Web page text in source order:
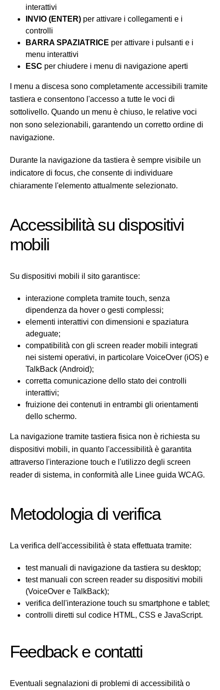
interattivi
INVIO (ENTER) per attivare i collegamenti e i
controlli
BARRA SPAZIATRICE per attivare i pulsanti e i
menu interattivi
ESC per chiudere i menu di navigazione aperti
I menu a discesa sono completamente accessibili tramite
tastiera e consentono l'accesso a tutte le voci di
sottolivello. Quando un menu è chiuso, le relative voci
non sono selezionabili, garantendo un corretto ordine di
navigazione.
Durante la navigazione da tastiera è sempre visibile un
indicatore di focus, che consente di individuare
chiaramente l'elemento attualmente selezionato.
Accessibilità su dispositivi
mobili
Su dispositivi mobili il sito garantisce:
interazione completa tramite touch, senza
dipendenza da hover o gesti complessi;
elementi interattivi con dimensioni e spaziatura
adeguate;
compatibilità con gli screen reader mobili integrati
nei sistemi operativi, in particolare VoiceOver (iOS) e
TalkBack (Android);
corretta comunicazione dello stato dei controlli
interattivi;
fruizione dei contenuti in entrambi gli orientamenti
dello schermo.
La navigazione tramite tastiera fisica non è richiesta su
dispositivi mobili, in quanto l'accessibilità è garantita
attraverso l'interazione touch e l'utilizzo degli screen
reader di sistema, in conformità alle Linee guida WCAG.
Metodologia di verifica
La verifica dell'accessibilità è stata effettuata tramite:
test manuali di navigazione da tastiera su desktop;
test manuali con screen reader su dispositivi mobili
(VoiceOver e TalkBack);
verifica dell'interazione touch su smartphone e tablet;
controlli diretti sul codice HTML, CSS e JavaScript.
Feedback e contatti
Eventuali segnalazioni di problemi di accessibilità o